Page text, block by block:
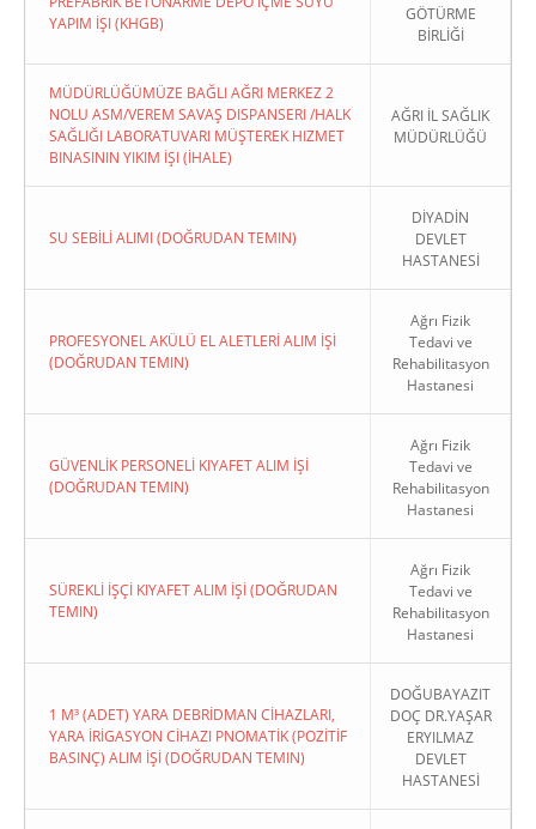
YAPIM İŞI (KHGB)
GÖTÜRME
BİRLİĞİ
MÜDÜRLÜĞÜMÜZE BAĞLI AĞRI MERKEZ 2
NOLU ASM/VEREM SAVAŞ DISPANSERI /HALK
SAĞLIĞI LABORATUVARI MÜŞTEREK HIZMET
BINASININ YIKIM İŞI (İHALE)
AĞRI İL SAĞLIK
MÜDÜRLÜĞÜ
SU SEBİLİ ALIMI (DOĞRUDAN TEMIN)
DİYADİN
DEVLET
HASTANESİ
PROFESYONEL AKÜLÜ EL ALETLERİ ALIM İŞİ
(DOĞRUDAN TEMIN)
Ağrı Fizik
Tedavi ve
Rehabilitasyon
Hastanesi
GÜVENLİK PERSONELİ KIYAFET ALIM İŞİ
(DOĞRUDAN TEMIN)
Ağrı Fizik
Tedavi ve
Rehabilitasyon
Hastanesi
SÜREKLİ İŞÇİ KIYAFET ALIM İŞİ (DOĞRUDAN
TEMIN)
Ağrı Fizik
Tedavi ve
Rehabilitasyon
Hastanesi
1 M³ (ADET) YARA DEBRİDMAN CİHAZLARI,
YARA İRİGASYON CİHAZI PNOMATİK (POZİTİF
BASINÇ) ALIM İŞİ (DOĞRUDAN TEMIN)
DOĞUBAYAZIT
DOÇ DR.YAŞAR
ERYILMAZ
DEVLET
HASTANESİ